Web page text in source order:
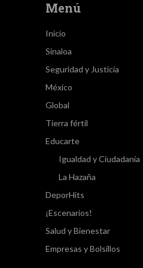
Menú
Inicio
Sinaloa
Seguridad y Justicia
México
Global
Tierra fértil
Educarte
Igualdad y Ciudadanía
La Hazaña
DeporHits
¡Escenarios!
Salud y Bienestar
Empresas y Bolsillos